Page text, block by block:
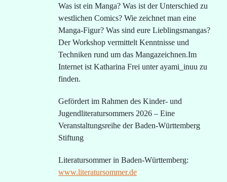
Was ist ein Manga? Was ist der Unterschied zu
westlichen Comics? Wie zeichnet man eine
Manga-Figur? Was sind eure Lieblingsmangas?
Der Workshop vermittelt Kenntnisse und
Techniken rund um das Mangazeichnen.Im
Internet ist Katharina Frei unterayami_inuu zu
finden.
Gefördert im Rahmen des Kinder- und
Jugendliteratursommers 2026 – Eine
Veranstaltungsreihe der Baden-Württemberg
Stiftung
Literatursommer in Baden-Württemberg:
www.literatursommer.de